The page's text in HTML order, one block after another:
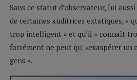
Sans ce statut d’observateur, lui
de certaines auditrices extatiques, «
trop intelligent » et qu’il « connaît
forcément ne peut qu' »exaspérer un
gens ».